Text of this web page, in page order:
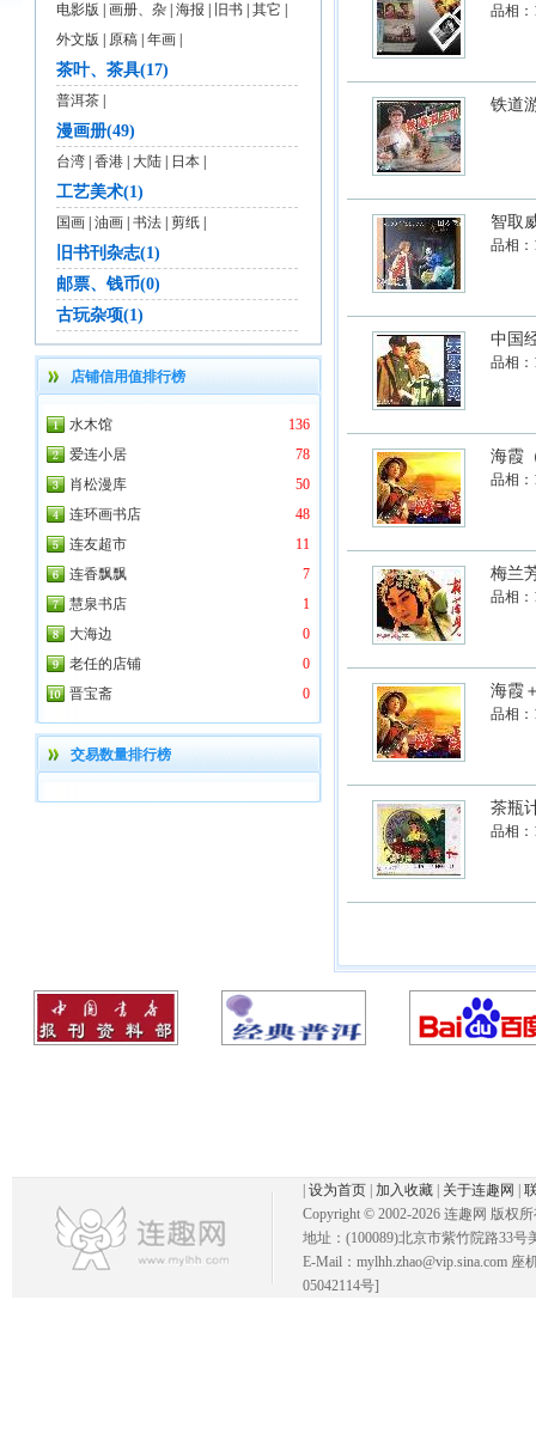
电影版
画册、杂 海报 旧书 其它
外文版
原稿 年画
茶叶、茶具(17)
普洱茶
漫画册(49)
台湾 香港 大陆 日本
工艺美术(1)
国画 油画 书法 剪纸
旧书刊杂志(1)
邮票、钱币(0)
古玩杂项(1)
店铺信用值排行榜
水木馆
136
爱连小居
78
肖松漫库
50
连环画书店
48
连友超市
11
连香飘飘
7
慧泉书店
1
大海边
0
老任的店铺
0
晋宝斋
0
交易数量排行榜
品相：
铁道
智取
品相：
中国
品相：
海霞
品相：
梅兰
品相：
海霞
品相：
茶瓶
品相：
设为首页 加入收藏 关于连趣网
Copyright © 2002-2026 连趣网 版权
地址：(100089)北京市紫竹院路33号
E-Mail：mylhh.zhao@vip.sina.com
05042114号]